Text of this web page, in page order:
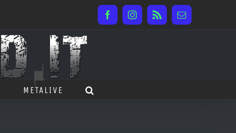
FacebookInstagram
Rss Email
METALIVE